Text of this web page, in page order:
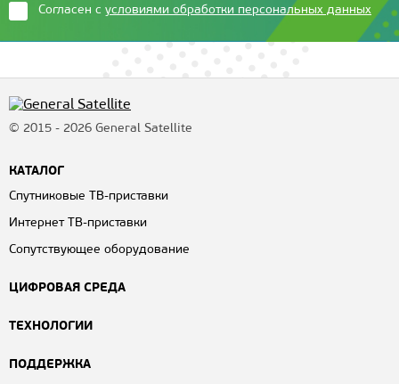
Согласен с условиями обработки персональных данных
© 2015 - 2026 General Satellite
КАТАЛОГ
Спутниковые ТВ-приставки
Интернет ТВ-приставки
Сопутствующее оборудование
ЦИФРОВАЯ СРЕДА
ТЕХНОЛОГИИ
ПОДДЕРЖКА